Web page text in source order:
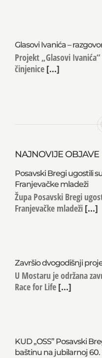
Glasovi Ivanića –
Projekt „Glasovi
činjenice [...]
NAJNOVIJE OBJAVE
Posavski Bregi ugostili
Franjevačke mladeži
Župa Posavski Bregi
Franjevačke mladeži [...]
Završio dvogodišnji
U Mostaru je održana
Race for Life [...]
KUD „OSS” Posavski
baštinu na jubilarnoj